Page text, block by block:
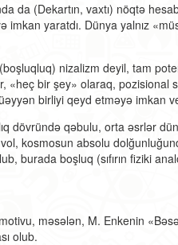
da (Dekartın, vaxtı) nöqtə
yaratdı. Dünya yalnız
nizalizm deyil, tam
«heç bir şey» olaraq,
birliyi qeyd etməyə imkan
dövründə qəbulu, orta əsrlər
kosmosun absolu
burada boşluq (sıfırın fiziki
məsələn, M. Enkenin
olub.